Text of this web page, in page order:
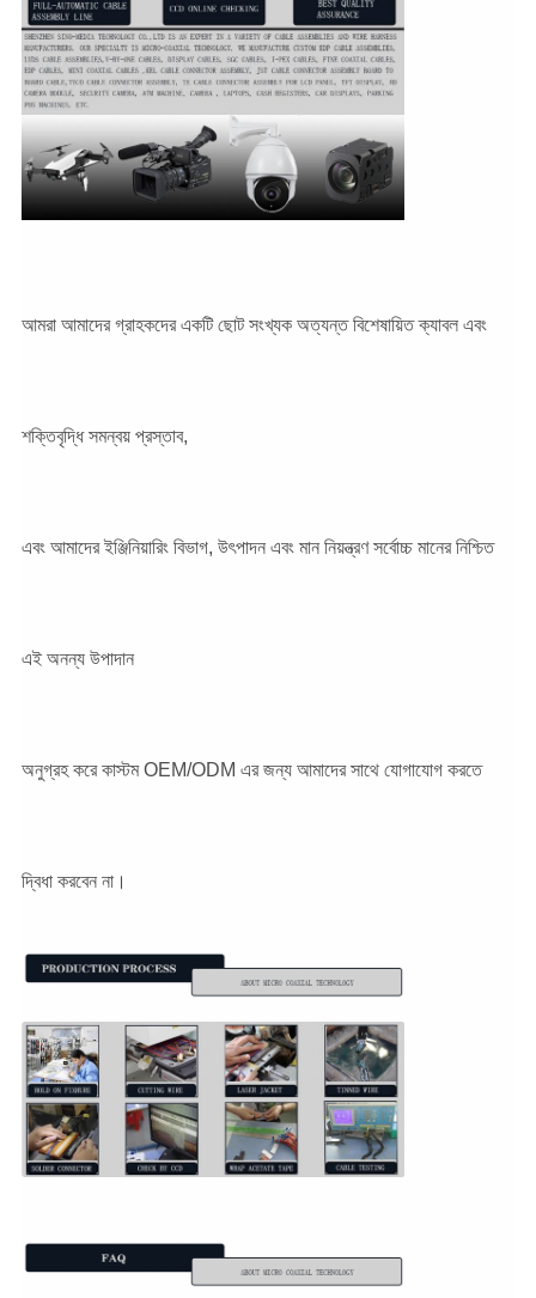
আমরা আমাদের গ্রাহকদের একটি ছোট সংখ্যক অত্যন্ত বিশেষায়িত ক্যাবল এবং
শক্তিবৃদ্ধি সমন্বয় প্রস্তাব,
এবং আমাদের ইঞ্জিনিয়ারিং বিভাগ, উৎপাদন এবং মান নিয়ন্ত্রণ সর্বোচ্চ মানের নিশ্চিত
এই অনন্য উপাদান
অনুগ্রহ করে কাস্টম OEM/ODM এর জন্য আমাদের সাথে যোগাযোগ করতে
দ্বিধা করবেন না।